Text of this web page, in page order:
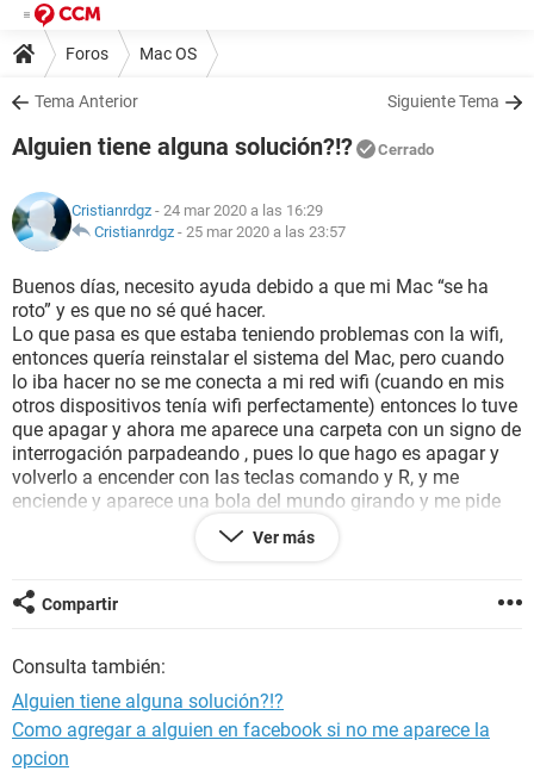
Foros Mac OS
Tema Anterior Siguiente Tema
Alguien tiene alguna solución?!? Cerrado
Cristianrdgz - 24 mar 2020 a las 16:29
Cristianrdgz - 25 mar 2020 a las 23:57
Buenos días, necesito ayuda debido a que mi Mac “se ha
roto” y es que no sé qué hacer.
Lo que pasa es que estaba teniendo problemas con la wifi,
entonces quería reinstalar el sistema del Mac, pero cuando
lo iba hacer no se me conecta a mi red wifi (cuando en mis
otros dispositivos tenía wifi perfectamente) entonces lo tuve
que apagar y ahora me aparece una carpeta con un signo de
interrogación parpadeando , pues lo que hago es apagar y
volverlo a encender con las teclas comando y R, y me
enciende y aparece una bola del mundo girando y me pide
que me conecte a la red wifi pero no me aparece ninguna red
para conectarme, y solo me aparece lo que ven en las fotos,
aparece ninguna red wifi y cuando pulso en la tecla en la
que tiene 3 puntos seguidos me aparece el loto del wifi
contraseña, pero lo pongo y no se conecta. Muchas gracias !
Ver más
Compartir
Consulta también:
Alguien tiene alguna solución?!?
Como agregar a alguien en facebook si no me aparece la
opcion